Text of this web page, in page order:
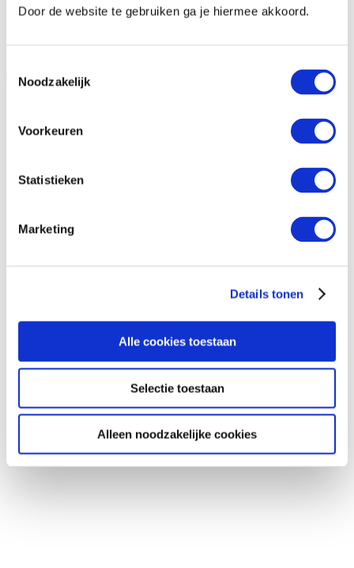
Door de website te gebruiken ga je hiermee akkoord.
Noodzakelijk
Voorkeuren
Statistieken
Marketing
Details tonen
Alle cookies toestaan
Selectie toestaan
Alleen noodzakelijke cookies
Open vraag informatie aan